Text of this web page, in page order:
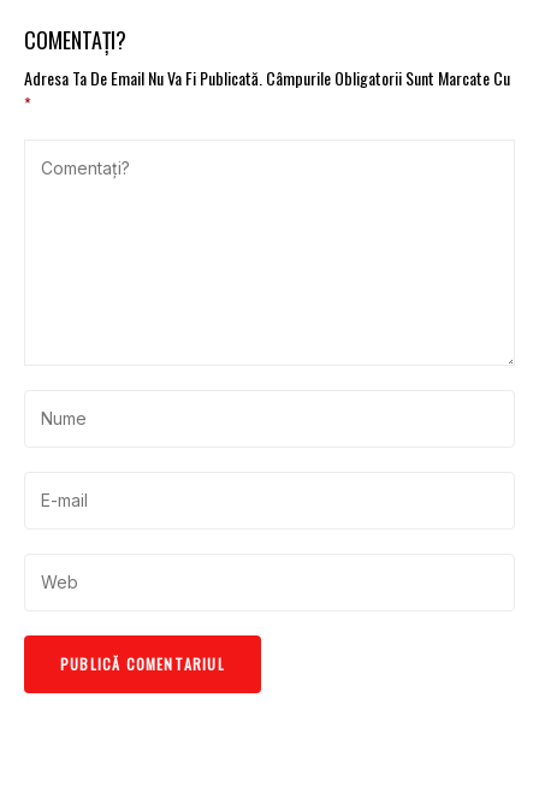
COMENTAȚI?
Adresa Ta De Email Nu Va Fi Publicată.Câmpurile Obligatorii Sunt Marcate Cu
*